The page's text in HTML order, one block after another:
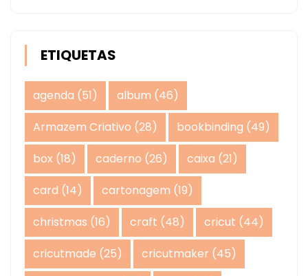
ETIQUETAS
agenda (51) album (46)
Armazem Criativo (28) bookbinding (49)
box (18) caderno (26) caixa (21)
card (14) cartonagem (19)
christmas (16) craft (48) cricut (44)
cricutmade (25) cricutmaker (45)